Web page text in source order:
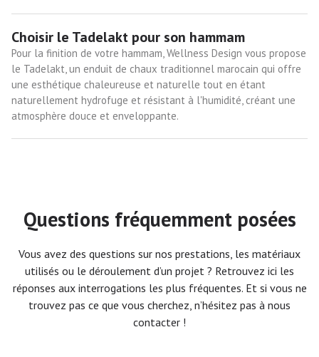
Choisir le Tadelakt pour son hammam
Pour la finition de votre hammam, Wellness Design vous propose
le Tadelakt, un enduit de chaux traditionnel marocain qui offre
une esthétique chaleureuse et naturelle tout en étant
naturellement hydrofuge et résistant à l'humidité, créant une
atmosphère douce et enveloppante.
Questions fréquemment posées
Vous avez des questions sur nos prestations, les matériaux
utilisés ou le déroulement d’un projet ? Retrouvez ici les
réponses aux interrogations les plus fréquentes. Et si vous ne
trouvez pas ce que vous cherchez, n’hésitez pas à nous
contacter !